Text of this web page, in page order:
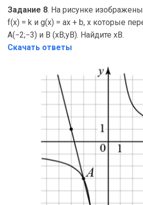
Задание 8. На рисунке
f(x) = k и g(x) = ax + b, x которые
A(−2;−3) и B (xB;yB). Найдите xB.
Скачать ответы